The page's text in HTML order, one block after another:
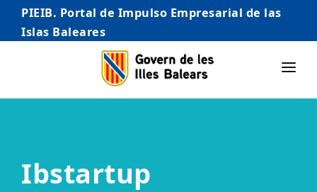
PIEIB. Portal de Impulso Empresarial de las
Islas Baleares
INICIO
AUTÓNOMO/AUTÓNOMA
Ibstartup